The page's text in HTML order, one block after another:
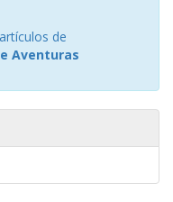
de
Aventuras